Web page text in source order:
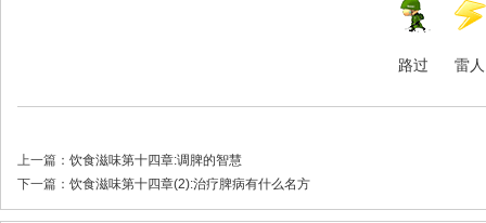
路过 雷人
上一篇： 饮食滋味第十四章:调脾的智慧
下一篇： 饮食滋味第十四章(2):治疗脾病有什么名方